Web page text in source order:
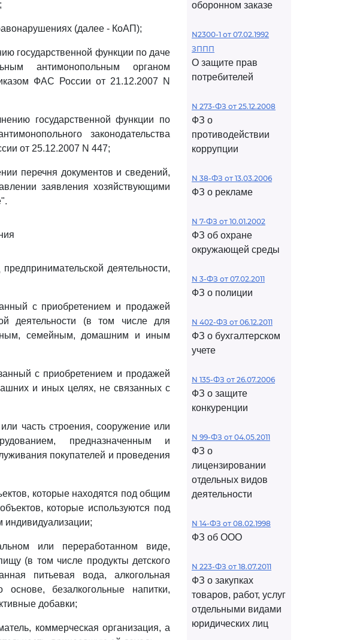
(далее - КоАП);
государственной функции по даче
антимонопольным органом
ФАС России от 21.12.2007 N
государственной функции по
законодательства
от 25.12.2007 N 447;
перечня документов и сведений,
заявления хозяйствующими
деятельности,
с приобретением и продажей
деятельности (в том числе для
семейным, домашним и иным
с приобретением и продажей
и иных целях, не связанных с
часть строения, сооружение или
предназначенным и
покупателей и проведения
которые находятся под общим
которые используются под
или переработанном виде,
(в том числе продукты детского
питьевая вода, алкогольная
безалкогольные напитки,
добавки;
коммерческая организация, а
оборонном заказе
N2300-1 от 07.02.1992
ЗППП
О защите прав
потребителей
N 273-ФЗ от 25.12.2008
ФЗ о
противодействии
коррупции
N 38-ФЗ от 13.03.2006
ФЗ о рекламе
N 7-ФЗ от 10.01.2002
ФЗ об охране
окружающей среды
N 3-ФЗ от 07.02.2011
ФЗ о полиции
N 402-ФЗ от 06.12.2011
ФЗ о бухгалтерском
учете
N 135-ФЗ от 26.07.2006
ФЗ о защите
конкуренции
N 99-ФЗ от 04.05.2011
ФЗ о
лицензировании
отдельных видов
деятельности
N 14-ФЗ от 08.02.1998
ФЗ об ООО
N 223-ФЗ от 18.07.2011
ФЗ о закупках
товаров, работ, услуг
отдельными видами
юридических лиц